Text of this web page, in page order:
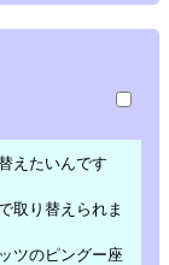
えたいんです
取り替えられま
ツのピングー座